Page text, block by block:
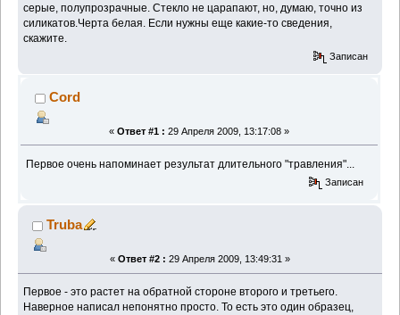
серые, полупрозрачные. Стекло не царапают, но, думаю, точно из
силикатов.Черта белая. Если нужны еще какие-то сведения,
скажите.
Записан
Cord
« Ответ #1 : 29 Апреля 2009, 13:17:08 »
Первое очень напоминает результат длительного "травления"...
Записан
Truba
« Ответ #2 : 29 Апреля 2009, 13:49:31 »
Первое - это растет на обратной стороне второго и третьего.
Наверное написал непонятно просто. То есть это один образец,